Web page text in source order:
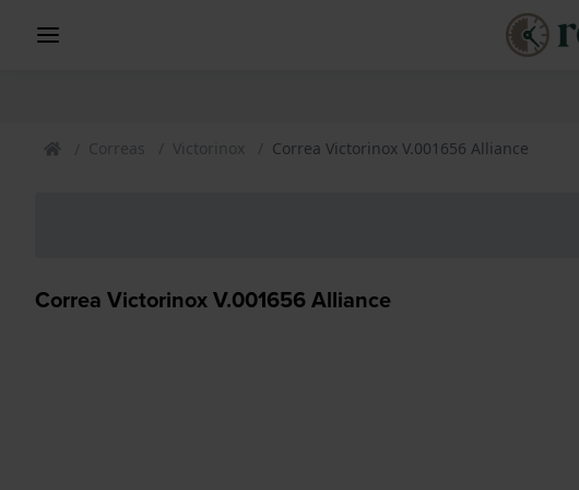
Correas Victorinox Correa Victorinox V.001656 Alliance
Correa Victorinox V.001656 Alliance